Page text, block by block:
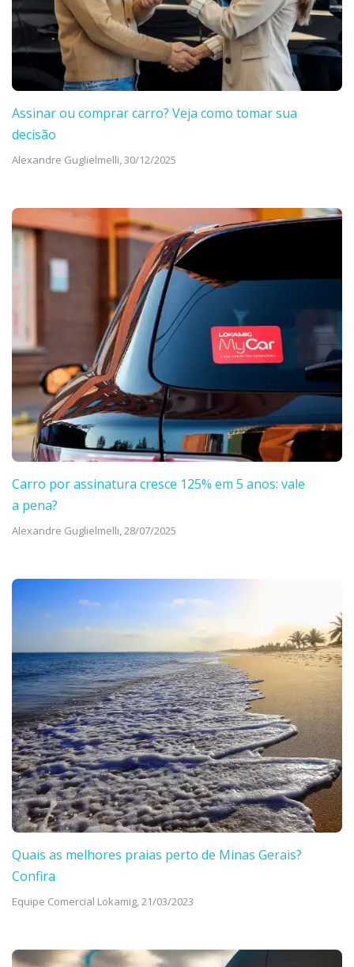
Assinar ou comprar carro? Veja como tomar sua
decisão
Alexandre Guglielmelli,30/12/2025
Carro por assinatura cresce 125% em 5 anos: vale
a pena?
Alexandre Guglielmelli,28/07/2025
Quais as melhores praias perto de Minas Gerais?
Confira
Equipe Comercial Lokamig,21/03/2023